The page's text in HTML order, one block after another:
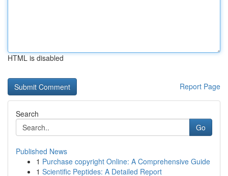
HTML is disabled
Report Page
Search
Go
Published News
1 Purchase copyright Online: A Comprehensive Guide
1 Scientific Peptides: A Detailed Report